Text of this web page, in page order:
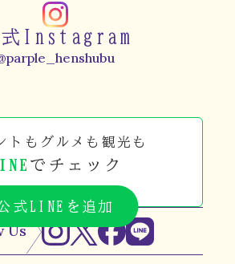
Instagram
トもグルメも観光も
でチェック
式LINEを追加
Us